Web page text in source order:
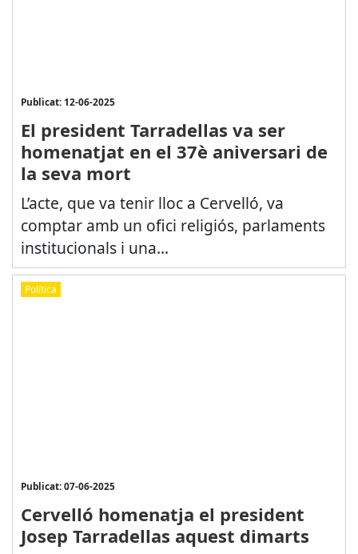
Publicat: 12-06-2025
El president Tarradellas va ser
homenatjat en el 37è aniversari de
la seva mort
L’acte, que va tenir lloc a Cervelló, va
comptar amb un ofici religiós, parlaments
institucionals i una...
Política
Publicat: 07-06-2025
Cervelló homenatja el president
Josep Tarradellas aquest dimarts